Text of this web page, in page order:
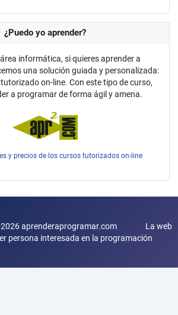
¿Puedo yo aprender?
informática, si quieres aprender a
una solución guiada y personalizada:
on-line. Con este tipo de curso,
a programar de forma ágil y amena.
y precios de los cursos tutorizados on-line
aprenderaprogramar.com La web
persona interesada en la programación